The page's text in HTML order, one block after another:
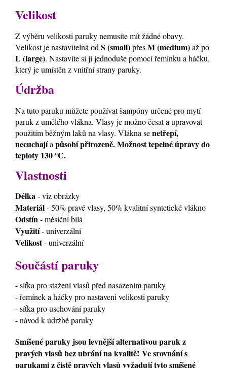
Velikost
Z výběru velikosti paruky nemusíte mít žádné obavy.
Velikost je nastavitelná odS (small)přesM (medium)až po
L (large). Nastavíte si ji jednoduše pomocí řemínku a háčku,
který je umístěn z vnitřní strany paruky.
Údržba
Na tuto paruku můžete používat šampóny určené pro mytí
paruk z umělého vlákna. Vlasy je možno česat a upravovat
použitím běžným laků na vlasy. Vlákna senetřepí,
necuchajíapůsobí přirozeně. Možnost tepelné úpravy do
teploty 130 °C.
Vlastnosti
Délka- viz obrázky
Materiál- 50% pravé vlasy, 50% kvalitní syntetické vlákno
Odstín- měsíční bílá
Využití- univerzální
Velikost- univerzální
Součástí paruky
- síťka pro stažení vlasů před nasazením paruky
- řemínek a háčky pro nastaveni velikosti paruky
- síťka pro uschování paruky
- návod k údržbě paruky
Smíšené paruky jsou levnější alternativou paruk z
pravých vlasů bez ubrání na kvalitě! Ve srovnání s
parukami z čistě pravých vlasů vyžadují tyto smíšené